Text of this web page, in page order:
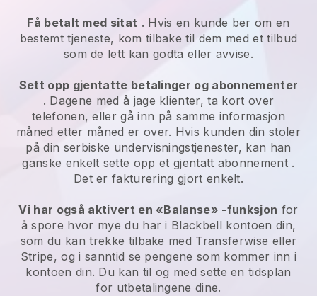
Få betalt med sitat . Hvis en kunde ber om en
bestemt tjeneste, kom tilbake til dem med et tilbud
som de lett kan godta eller avvise.
Sett opp gjentatte betalinger og abonnementer
. Dagene med å jage klienter, ta kort over
telefonen, eller gå inn på samme informasjon
måned etter måned er over. Hvis kunden din stoler
på din serbiske undervisningstjenester, kan han
ganske enkelt sette opp et gjentatt abonnement .
Det er fakturering gjort enkelt.
Vi har også aktivert en «Balanse» -funksjon for
å spore hvor mye du har i Blackbell kontoen din,
som du kan trekke tilbake med Transferwise eller
Stripe, og i sanntid se pengene som kommer inn i
kontoen din. Du kan til og med sette en tidsplan
for utbetalingene dine.